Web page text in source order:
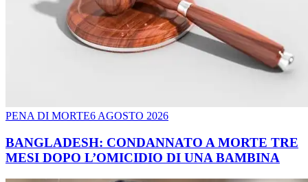
PENA DI MORTE6 AGOSTO 2026
BANGLADESH: CONDANNATO A MORTE TRE
MESI DOPO L’OMICIDIO DI UNA BAMBINA